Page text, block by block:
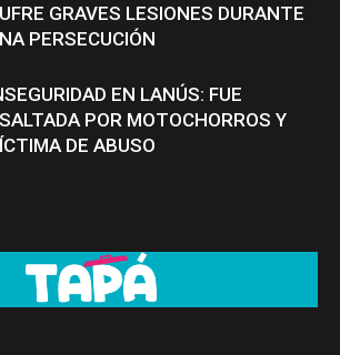
GRAVES LESIONES DURANTE
PERSECUCIÓN
EN LANÚS: FUE
POR MOTOCHORROS Y
DE ABUSO